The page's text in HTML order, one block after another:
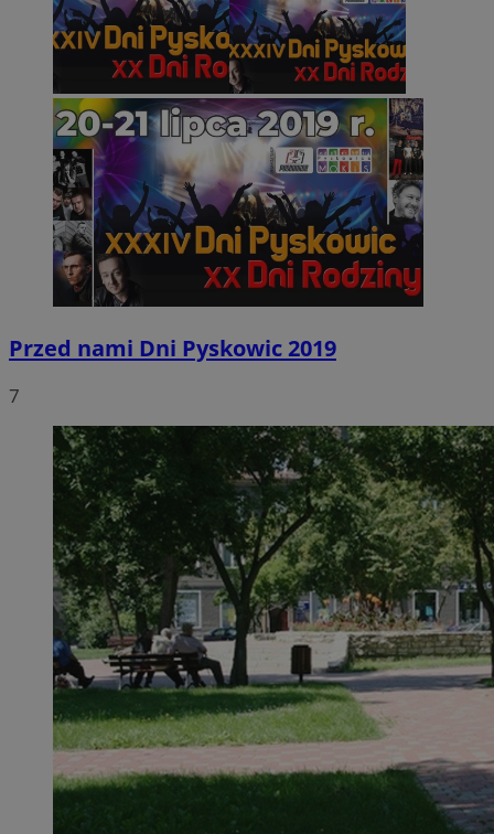
Przed nami Dni Pyskowic 2019
7